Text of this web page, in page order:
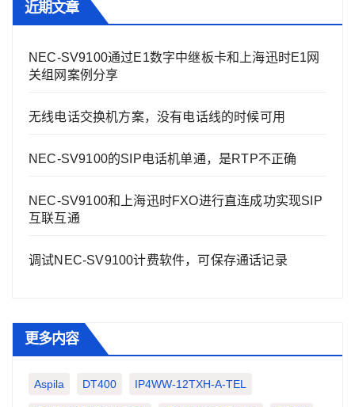
近期文章
NEC-SV9100通过E1数字中继板卡和上海迅时E1网
关组网案例分享
无线电话交换机方案，没有电话线的时候可用
NEC-SV9100的SIP电话机单通，是RTP不正确
NEC-SV9100和上海迅时FXO进行直连成功实现SIP
互联互通
调试NEC-SV9100计费软件，可保存通话记录
更多内容
Aspila DT400 IP4WW-12TXH-A-TEL